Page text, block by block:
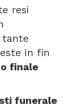
resi
tante
in fin
finale
funerale